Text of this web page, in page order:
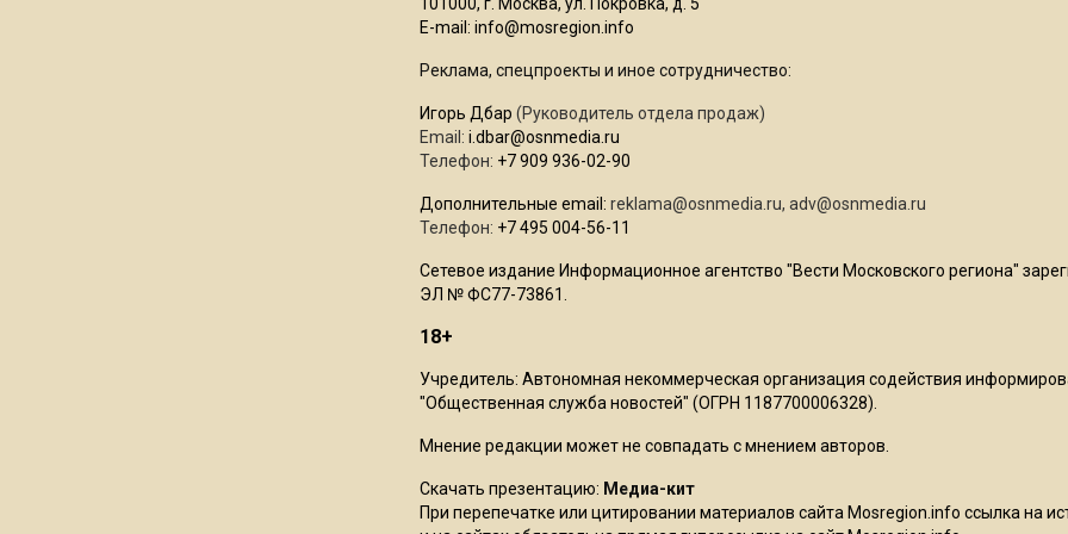
E-mail: info@mosregion.info
Реклама, спецпроекты и иное сотрудничество:
Игорь Дбар (Руководитель отдела продаж)
Email: i.dbar@osnmedia.ru
Телефон: +7 909 936-02-90
Дополнительные email: reklama@osnmedia.ru, adv@osnmedia.ru
Телефон: +7 495 004-56-11
Сетевое издание Информационное агентство "Вести Московского региона"
ЭЛ № ФС77-73861.
18+
Учредитель: Автономная некоммерческая организация содействия
"Общественная служба новостей" (ОГРН 1187700006328).
Мнение редакции может не совпадать с мнением авторов.
Скачать презентацию: Медиа-кит
При перепечатке или цитировании материалов сайта Mosregion.info ссылка на